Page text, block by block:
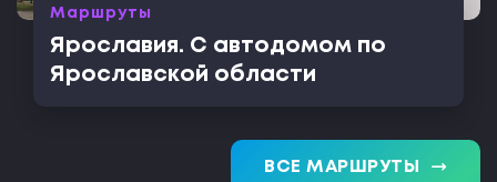
Маршруты
Ярославия. С автодомом по
Ярославской области
ВСЕ МАРШРУТЫ trending_flat